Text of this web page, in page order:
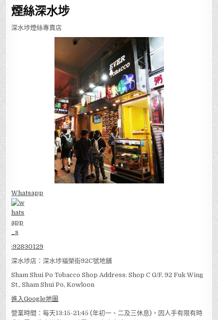
煙絲深水埗
深水埗煙絲專賣店
Whatsapp
:92830129
深水埗店：深水埗福榮街92C號地舖
Sham Shui Po Tobacco Shop Address: Shop C G/F, 92 Fuk Wing
St., Sham Shui Po, Kowloon
進入Google地圖
營業時間：每天13:15-21:45 (年初一、二及三休息)，因人手有限有時